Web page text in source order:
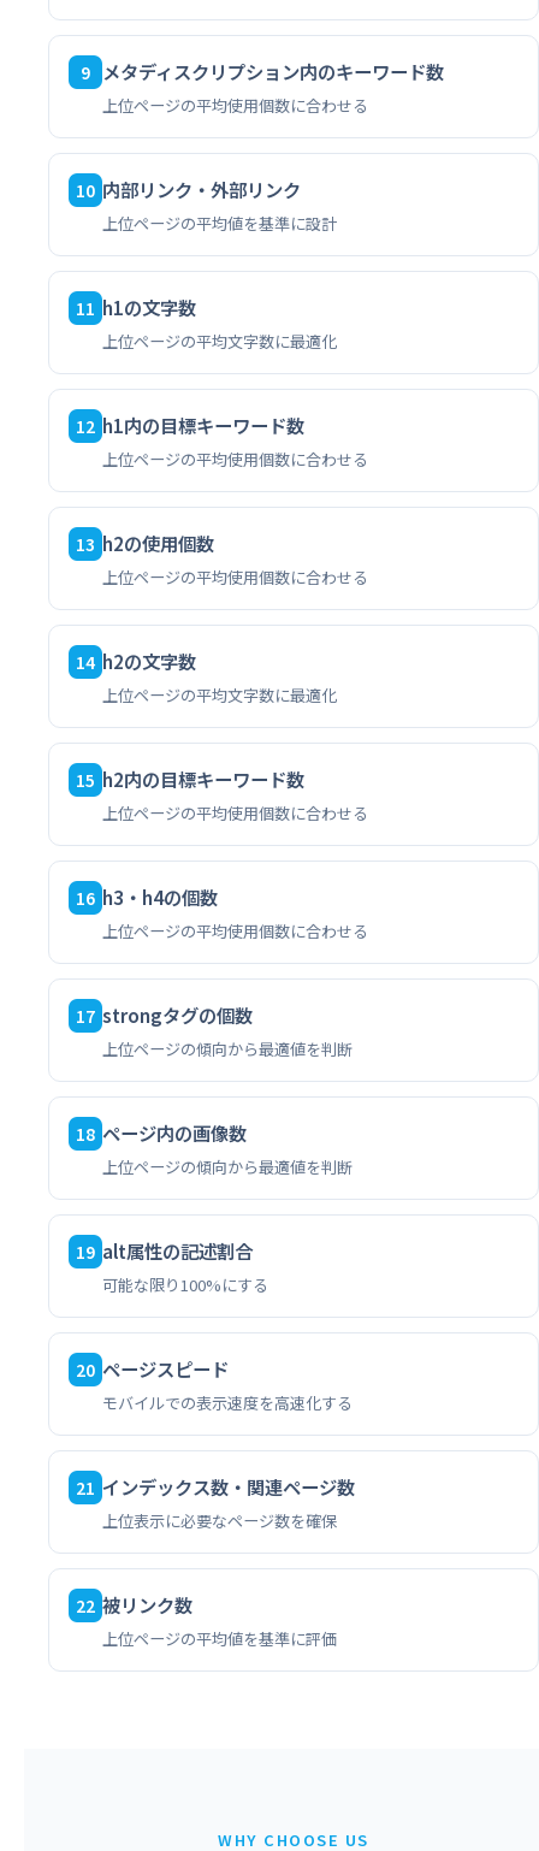
9 メタディスクリプション内のキーワード数
上位ページの平均使用個数に合わせる
10 内部リンク・外部リンク
上位ページの平均値を基準に設計
11 h1の文字数
上位ページの平均文字数に最適化
12 h1内の目標キーワード数
上位ページの平均使用個数に合わせる
13 h2の使用個数
上位ページの平均使用個数に合わせる
14 h2の文字数
上位ページの平均文字数に最適化
15 h2内の目標キーワード数
上位ページの平均使用個数に合わせる
16 h3・h4の個数
上位ページの平均使用個数に合わせる
17 strongタグの個数
上位ページの傾向から最適値を判断
18 ページ内の画像数
上位ページの傾向から最適値を判断
19 alt属性の記述割合
可能な限り100%にする
20 ページスピード
モバイルでの表示速度を高速化する
21 インデックス数・関連ページ数
上位表示に必要なページ数を確保
22 被リンク数
上位ページの平均値を基準に評価
WHY CHOOSE US